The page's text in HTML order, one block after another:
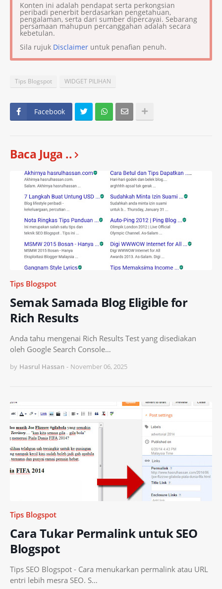
Konten ini adalah pendapat serta perkongsian
peribadi penerbit berdasarkan pengetahuan,
pengalaman, serta dari sumber dipercayai. Sebarang
persamaan mahupun percanggahan adalah secara
kebetulan.
Sila rujuk Disclaimer untuk penafian penuh.
Tips Blogspot WIDGET PILIHAN
Facebook
Baca Juga ..
Tips Blogspot
Semak Samada Blog Eligible for
Rich Results
Anda tahu mengenai Rich Results Test yang disediakan
oleh Google Search Console…
by Hasrul Hassan - November 06, 2025
Tips Blogspot
Cara Tukar Permalink untuk SEO
Blogspot
Tips SEO Blogspot - Cara menukarkan permalink atau URL
entri lebih mesra SEO. S…